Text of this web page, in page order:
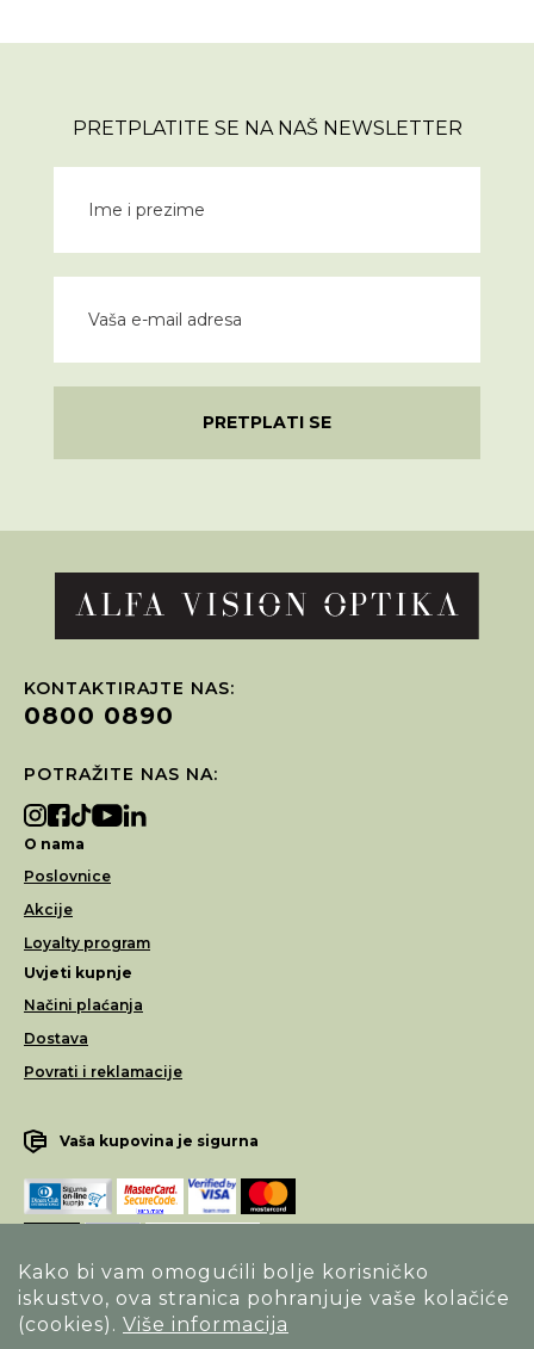
Kako bi vam omogućili bolje korisničko
iskustvo, ova stranica pohranjuje vaše kolačiće
(cookies). Više informacija
PRETPLATITE SE NA NAŠ NEWSLETTER
PRETPLATI SE
KONTAKTIRAJTE NAS:
0800 0890
POTRAŽITE NAS NA:
O nama
Poslovnice
Akcije
Loyalty program
Uvjeti kupnje
Načini plaćanja
Dostava
Povrati i reklamacije
Vaša kupovina je sigurna
Opći uvjeti poslovanja